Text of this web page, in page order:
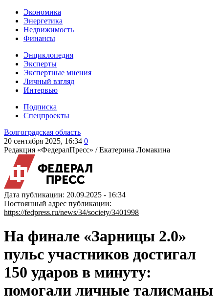
Экономика
Энергетика
Недвижимость
Финансы
Энциклопедия
Эксперты
Экспертные мнения
Личный взгляд
Интервью
Подписка
Спецпроекты
Волгоградская область
20 сентября 2025, 16:34 0
Редакция «ФедералПресс» /Екатерина Ломакина
Дата публикации: 20.09.2025 - 16:34
Постоянный адрес публикации:
https://fedpress.ru/news/34/society/3401998
На финале «Зарницы 2.0»
пульс участников достигал
150 ударов в минуту:
помогали личные талисманы